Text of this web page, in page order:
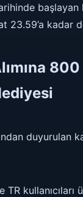
başlayan
23.59’a kadar
800
duyurulan
TR kullanıcıları